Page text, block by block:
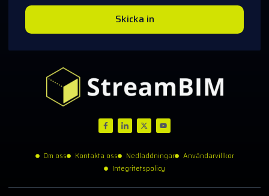
Skicka in
Om oss Kontakta oss Nedladdningar
Användarvillkor
Integritetspolicy